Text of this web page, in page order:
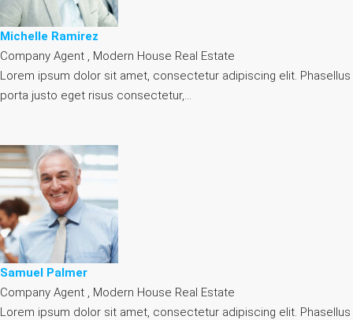
Michelle Ramirez
Company Agent , Modern House Real Estate
Lorem ipsum dolor sit amet, consectetur adipiscing elit. Phasellus
porta justo eget risus consectetur,…
Samuel Palmer
Company Agent , Modern House Real Estate
Lorem ipsum dolor sit amet, consectetur adipiscing elit. Phasellus